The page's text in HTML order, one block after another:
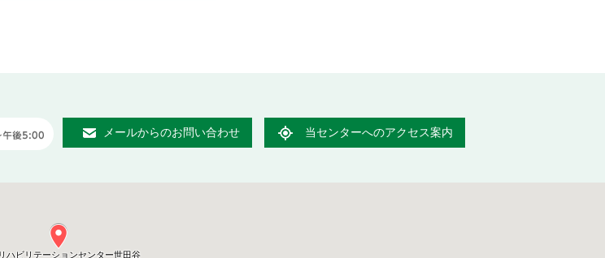
当センターへのアクセス案内
メールからのお問い合わせ